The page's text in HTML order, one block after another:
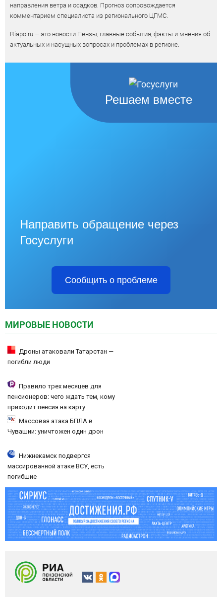
направления ветра и осадков. Прогноз сопровождается
комментарием специалиста из регионального ЦГМС.
Riapo.ru – это новости Пензы, главные события, факты и мнения об
актуальных и насущных вопросах и проблемах в регионе.
Решаем вместе
Направить обращение через
Госуслуги
Сообщить о проблеме
МИРОВЫЕ НОВОСТИ
Дроны атаковали Татарстан —
погибли люди
Правило трех месяцев для
пенсионеров: чего ждать тем, кому
приходит пенсия на карту
Массовая атака БПЛА в
Чувашии: уничтожен один дрон
Нижнекамск подвергся
массированной атаке ВСУ, есть
погибшие